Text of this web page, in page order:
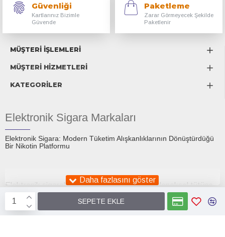
SEPETE EKLE
Güvenliği
Kartlarınız Bizimle
Güvende
Paketleme
Zarar Görmeyecek Şekilde
Paketlenir
MÜŞTERİ İŞLEMLERİ
MÜŞTERİ HİZMETLERİ
KATEGORİLER
Elektronik Sigara Markaları
Elektronik Sigara: Modern Tüketim Alışkanlıklarının Dönüştürdüğü
Bir Nikotin Platformu
Elektronik sigaralar, son on yıl içinde hem geleneksel tütüne
alternatif olarak sunulan bir tüketim aracı hem de küresel bir
tartışma konusu hâline gelmiştir. İlk ortaya çıktıklarında